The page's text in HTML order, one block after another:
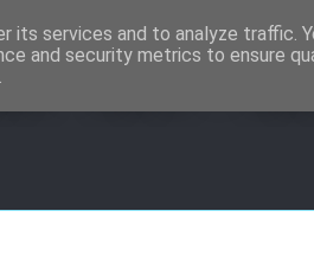
- SEO +
its services and to analyze traffic.
and security metrics to ensure